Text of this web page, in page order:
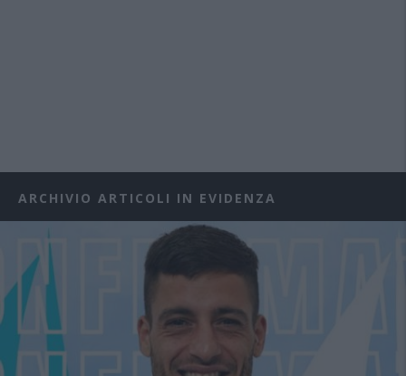
ARCHIVIO ARTICOLI IN EVIDENZA